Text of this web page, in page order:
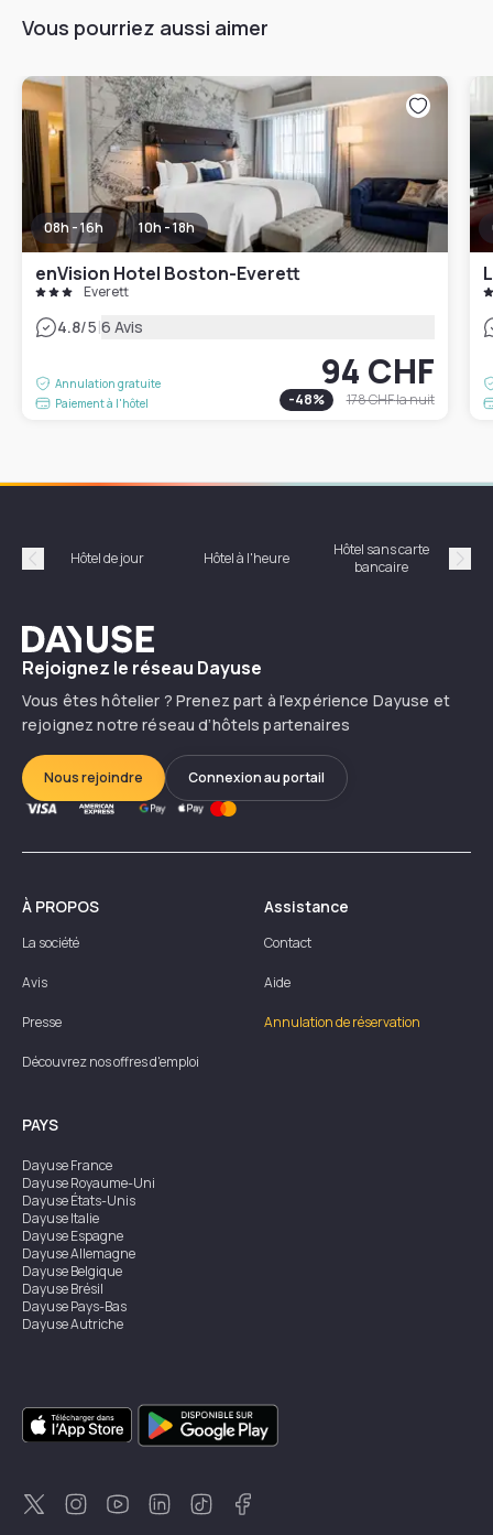
Vous pourriez aussi aimer
08h - 16h 10h - 18h
enVision Hotel Boston-Everett
Everett
4.8/5|6 Avis
Annulation gratuite
Paiement à l'hôtel
94 CHF
-48% 178 CHFla nuit
Précédent
Hôtel de jour Hôtel à l'heure
Hôtel sans carte
bancaire
Dayuse
Rejoignez le réseau Dayuse
Vous êtes hôtelier ? Prenez part à l’expérience Dayuse et
rejoignez notre réseau d’hôtels partenaires
Nous rejoindre Connexion au portail
À PROPOS
La société
Avis
Presse
Découvrez nos offres d'emploi
Assistance
Contact
Aide
Annulation de réservation
PAYS
DayuseFrance
DayuseRoyaume-Uni
DayuseÉtats-Unis
DayuseItalie
DayuseEspagne
DayuseAllemagne
DayuseBelgique
DayuseBrésil
DayusePays-Bas
DayuseAutriche
DayuseSingapour
DayuseSuède
DayuseThaïlande
DayuseNouvelle-Zélande
DayuseTurquie